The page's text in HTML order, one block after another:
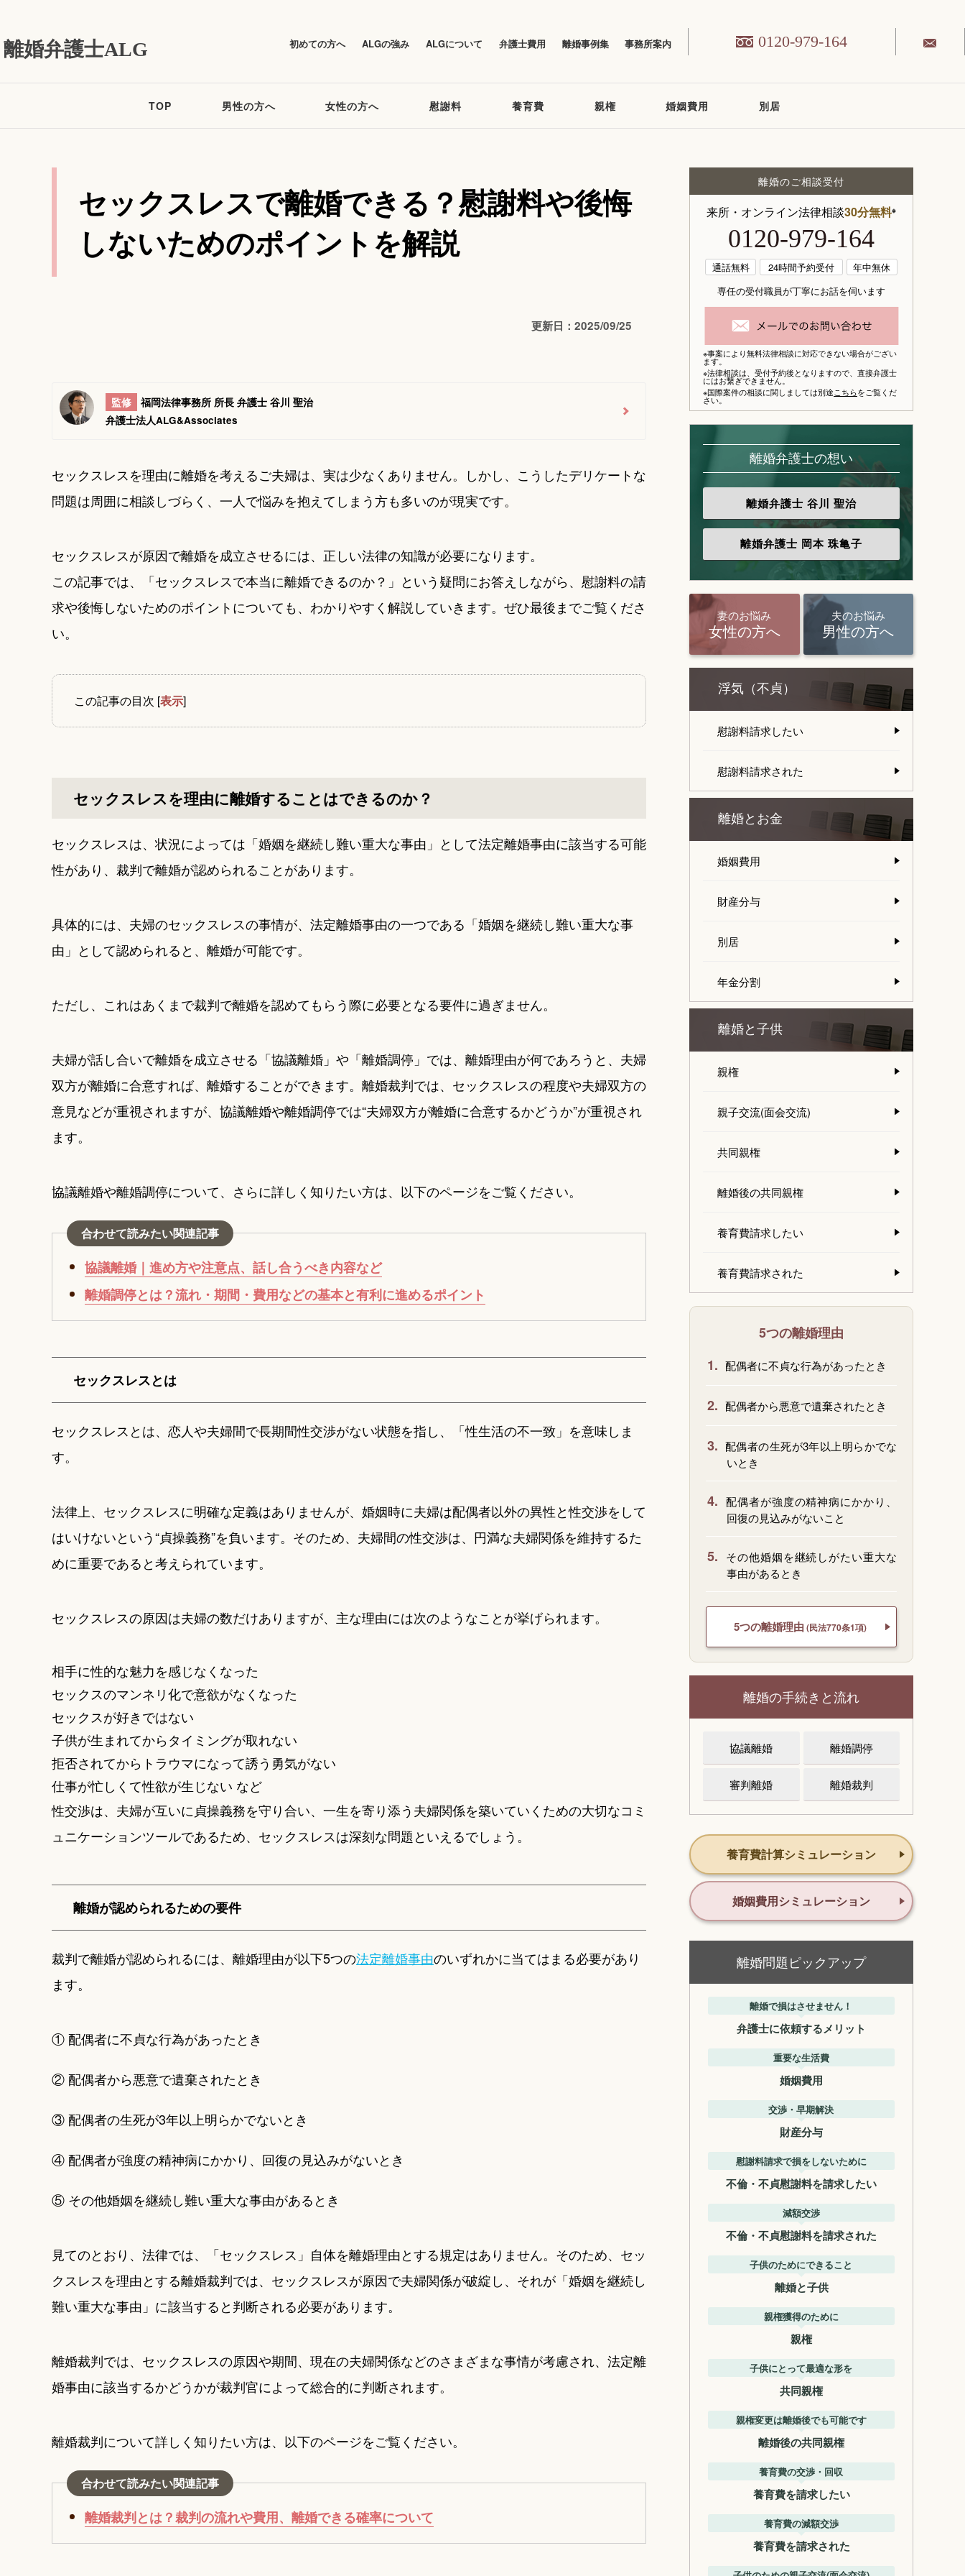
離婚弁護士ALG 初めての方へ ALGの強み ALGについて 弁護士費用 離婚事例集 事務所案内 0120-979-164
TOP 男性の方へ 女性の方へ 慰謝料 養育費 親権 婚姻費用 別居
セックスレスで離婚できる？慰謝料や後悔
しないためのポイントを解説
更新日：2025/09/25
監修
福岡法律事務所 所長 弁護士 谷川 聖治
弁護士法人ALG&Associates
セックスレスを理由に離婚を考えるご夫婦は、実は少なくありません。しかし、こうしたデリケートな
問題は周囲に相談しづらく、一人で悩みを抱えてしまう方も多いのが現実です。
セックスレスが原因で離婚を成立させるには、正しい法律の知識が必要になります。
この記事では、「セックスレスで本当に離婚できるのか？」という疑問にお答えしながら、慰謝料の請
求や後悔しないためのポイントについても、わかりやすく解説していきます。ぜひ最後までご覧くださ
い。
この記事の目次 [表示]
セックスレスを理由に離婚することはできるのか？
セックスレスは、状況によっては「婚姻を継続し難い重大な事由」として法定離婚事由に該当する可能
性があり、裁判で離婚が認められることがあります。
具体的には、夫婦のセックスレスの事情が、法定離婚事由の一つである「婚姻を継続し難い重大な事
由」として認められると、離婚が可能です。
ただし、これはあくまで裁判で離婚を認めてもらう際に必要となる要件に過ぎません。
夫婦が話し合いで離婚を成立させる「協議離婚」や「離婚調停」では、離婚理由が何であろうと、夫婦
双方が離婚に合意すれば、離婚することができます。離婚裁判では、セックスレスの程度や夫婦双方の
意見などが重視されますが、協議離婚や離婚調停では“夫婦双方が離婚に合意するかどうか”が重視され
ます。
協議離婚や離婚調停について、さらに詳しく知りたい方は、以下のページをご覧ください。
合わせて読みたい関連記事
協議離婚｜進め方や注意点、話し合うべき内容など
離婚調停とは？流れ・期間・費用などの基本と有利に進めるポイント
セックスレスとは
セックスレスとは、恋人や夫婦間で長期間性交渉がない状態を指し、「性生活の不一致」を意味しま
す。
法律上、セックスレスに明確な定義はありませんが、婚姻時に夫婦は配偶者以外の異性と性交渉をして
はいけないという“貞操義務”を負います。そのため、夫婦間の性交渉は、円満な夫婦関係を維持するた
めに重要であると考えられています。
セックスレスの原因は夫婦の数だけありますが、主な理由には次のようなことが挙げられます。
相手に性的な魅力を感じなくなった
セックスのマンネリ化で意欲がなくなった
セックスが好きではない
子供が生まれてからタイミングが取れない
拒否されてからトラウマになって誘う勇気がない
仕事が忙しくて性欲が生じない など
性交渉は、夫婦が互いに貞操義務を守り合い、一生を寄り添う夫婦関係を築いていくための大切なコミ
ュニケーションツールであるため、セックスレスは深刻な問題といえるでしょう。
離婚が認められるための要件
裁判で離婚が認められるには、離婚理由が以下5つの法定離婚事由のいずれかに当てはまる必要があり
ます。
① 配偶者に不貞な行為があったとき
② 配偶者から悪意で遺棄されたとき
③ 配偶者の生死が3年以上明らかでないとき
④ 配偶者が強度の精神病にかかり、回復の見込みがないとき
⑤ その他婚姻を継続し難い重大な事由があるとき
見てのとおり、法律では、「セックスレス」自体を離婚理由とする規定はありません。そのため、セッ
クスレスを理由とする離婚裁判では、セックスレスが原因で夫婦関係が破綻し、それが「婚姻を継続し
難い重大な事由」に該当すると判断される必要があります。
離婚裁判では、セックスレスの原因や期間、現在の夫婦関係などのさまざまな事情が考慮され、法定離
婚事由に該当するかどうかが裁判官によって総合的に判断されます。
離婚裁判について詳しく知りたい方は、以下のページをご覧ください。
合わせて読みたい関連記事
離婚裁判とは？裁判の流れや費用、離婚できる確率について
離婚のご相談受付
来所・オンライン法律相談30分無料※
0120-979-164
通話無料 24時間予約受付
年中無休
専任の受付職員が丁寧にお話を伺います
※事案により無料法律相談に対応できない場合がござい
ます。
※法律相談は、 受付予約後となりますので、 直接弁護士
にはお繋ぎできません。
※国際案件の相談に関しましては別途こちらをご覧くだ
さい。
離婚弁護士の想い
離婚弁護士 谷川 聖治
離婚弁護士 岡本 珠亀子
妻のお悩み
女性の方へ
夫のお悩み
男性の方へ
浮気（不貞）
慰謝料請求したい
慰謝料請求された
離婚とお金
婚姻費用
財産分与
別居
年金分割
離婚と子供
親権
親子交流(面会交流)
共同親権
離婚後の共同親権
養育費請求したい
養育費請求された
5つの離婚理由
1. 配偶者に不貞な行為があったとき
2. 配偶者から悪意で遺棄されたとき
3. 配偶者の生死が3年以上明らかでな
いとき
4. 配偶者が強度の精神病にかかり、
回復の見込みがないこと
5.
その他婚姻を継続しがたい重大な
事由があるとき
5つの離婚理由 (民法770条1項)
離婚の手続きと流れ
協議離婚 離婚調停
審判離婚 離婚裁判
養育費計算シミュレーション
婚姻費用シミュレーション
離婚問題ピックアップ
離婚で損はさせません！
弁護士に依頼するメリット
重要な生活費
婚姻費用
交渉・早期解決
財産分与
慰謝料請求で損をしないために
不倫・不貞慰謝料を請求したい
減額交渉
不倫・不貞慰謝料を請求された
子供のためにできること
離婚と子供
親権獲得のために
親権
子供にとって最適な形を
共同親権
親権変更は離婚後でも可能です
離婚後の共同親権
養育費の交渉・回収
養育費を請求したい
養育費の減額交渉
養育費を請求された